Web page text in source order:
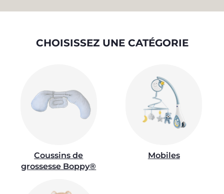
CHOISISSEZ UNE CATÉGORIE
Coussins de
grossesse Boppy®
Mobiles